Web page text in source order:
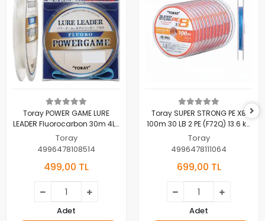
Toray POWER GAME LURE
LEADER Fluorocarbon 30m 4LB
(S75G) 1.80 kg 0.148 mm
Toray
4996478108514
499,00 TL
Adet
Toray SUPER STRONG PE X8
100m 30 LB 2 PE (F72Q) 13.6 kg
0.235 mm
Toray
4996478111064
699,00 TL
Adet